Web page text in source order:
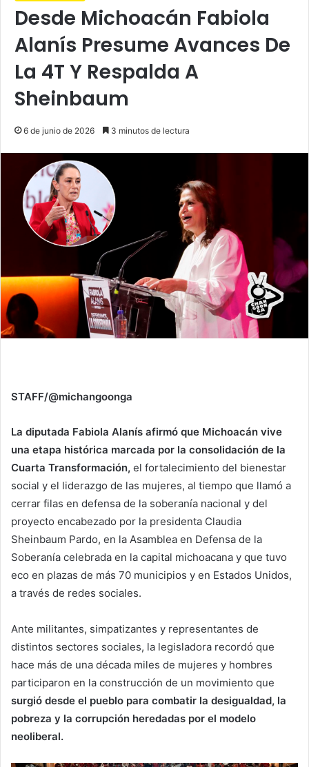
Desde Michoacán Fabiola
Alanís Presume Avances De
La 4T Y Respalda A
Sheinbaum
6 de junio de 2026 3 minutos de lectura
STAFF/@michangoonga
La diputada Fabiola Alanís afirmó que Michoacán vive
una etapa histórica marcada por la consolidación de la
Cuarta Transformación, el fortalecimiento del bienestar
social y el liderazgo de las mujeres, al tiempo que llamó a
cerrar filas en defensa de la soberanía nacional y del
proyecto encabezado por la presidenta Claudia
Sheinbaum Pardo, en la Asamblea en Defensa de la
Soberanía celebrada en la capital michoacana y que tuvo
eco en plazas de más 70 municipios y en Estados Unidos,
a través de redes sociales.
Ante militantes, simpatizantes y representantes de
distintos sectores sociales, la legisladora recordó que
hace más de una década miles de mujeres y hombres
participaron en la construcción de un movimiento que
surgió desde el pueblo para combatir la desigualdad, la
pobreza y la corrupción heredadas por el modelo
neoliberal.